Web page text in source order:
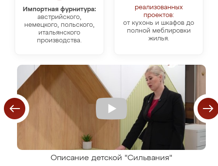
Импортная фурнитура:
австрийского,
немецкого, польского,
итальянского
производства.
реализованных
проектов:
от кухонь и шкафов до
полной меблировки
жилья.
Описание детской "Сильвания"